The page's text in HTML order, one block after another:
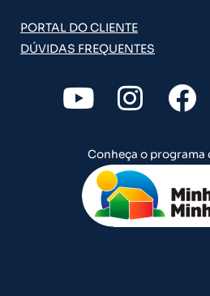
PORTAL DO CLIENTE
DÚVIDAS FREQUENTES
Y
o
u
t
u
b
I
n
s
t
a
g
F
a
c
e
b
o
Conheça o programa